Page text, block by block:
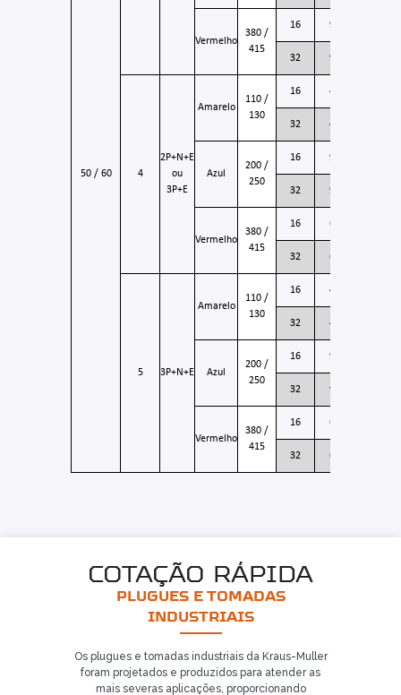
50 / 60
Vermelho
380 /
415
16 9
32 9
4
2P+N+E
ou
3P+E
Amarelo
110 /
130
16 4
32 4
Azul
200 /
250
16 9
32 9
Vermelho
380 /
415
16 6
32 6
5 3P+N+E
Amarelo
110 /
130
16 4
32 4
Azul
200 /
250
16 9
32 9
Vermelho
380 /
415
16 6
32 6
COTAÇÃO RÁPIDA
PLUGUES E TOMADAS
INDUSTRIAIS
Os plugues e tomadas industriais da Kraus-Muller
foram projetados e produzidos para atender as
mais severas aplicações, proporcionando